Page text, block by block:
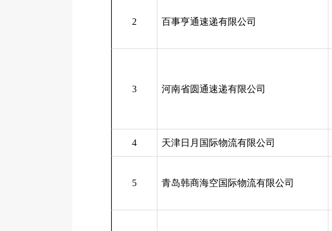
2 百事亨通速递有限公司
3 河南省圆通速递有限公司
4 天津日月国际物流有限公司
5 青岛韩商海空国际物流有限公司